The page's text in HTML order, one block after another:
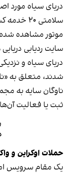
دریای سیاه مورد
سلامتی
موتور مشاهده
سایت ردیابی
دریای سیاه و
شدند، متعلق به
ناوگان سایه به
ثبت یا فعالیت
حملات اوکراین و
یک مقام سرویس